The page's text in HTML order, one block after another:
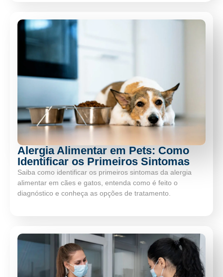
Alergia Alimentar em Pets: Como
Identificar os Primeiros Sintomas
Saiba como identificar os primeiros sintomas da alergia
alimentar em cães e gatos, entenda como é feito o
diagnóstico e conheça as opções de tratamento.